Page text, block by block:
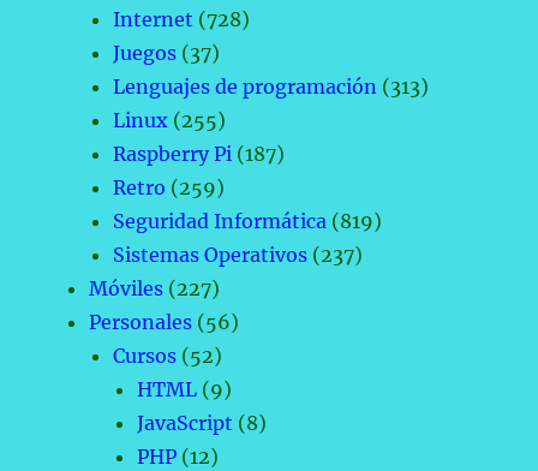
Internet (728)
Juegos (37)
Lenguajes de programación (313)
Linux (255)
Raspberry Pi (187)
Retro (259)
Seguridad Informática (819)
Sistemas Operativos (237)
Móviles (227)
Personales (56)
Cursos (52)
HTML (9)
JavaScript (8)
PHP (12)